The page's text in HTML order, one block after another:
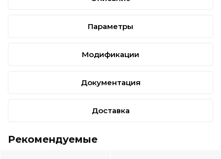
Параметры
Модификации
Документация
Доставка
Рекомендуемые